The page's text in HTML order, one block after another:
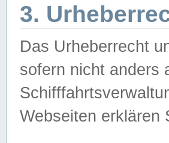
3.
Das Urheberrecht
sofern nicht anders
Webseiten erklären